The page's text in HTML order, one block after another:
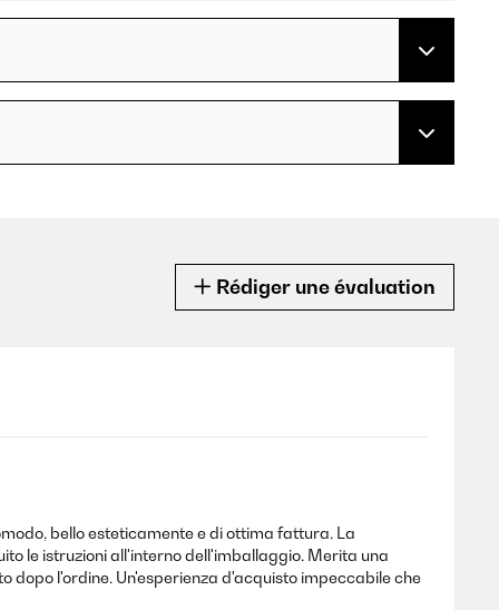
Rédiger une évaluation
bello esteticamente e di ottima fattura. La
le istruzioni all'interno dell'imballaggio. Merita una
dopo l'ordine. Un'esperienza d'acquisto impeccabile che